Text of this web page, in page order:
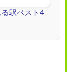
駅ベスト4